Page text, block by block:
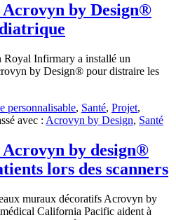
by Design®
Royal Infirmary a installé un
by Design® pour distraire les
personnalisable, Santé, Projet,
avec : Acrovyn by Design, Santé
by design®
lors des scanners
muraux décoratifs Acrovyn by
California Pacific aident à